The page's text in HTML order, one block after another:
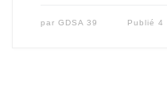
par GDSA 39 Publié4